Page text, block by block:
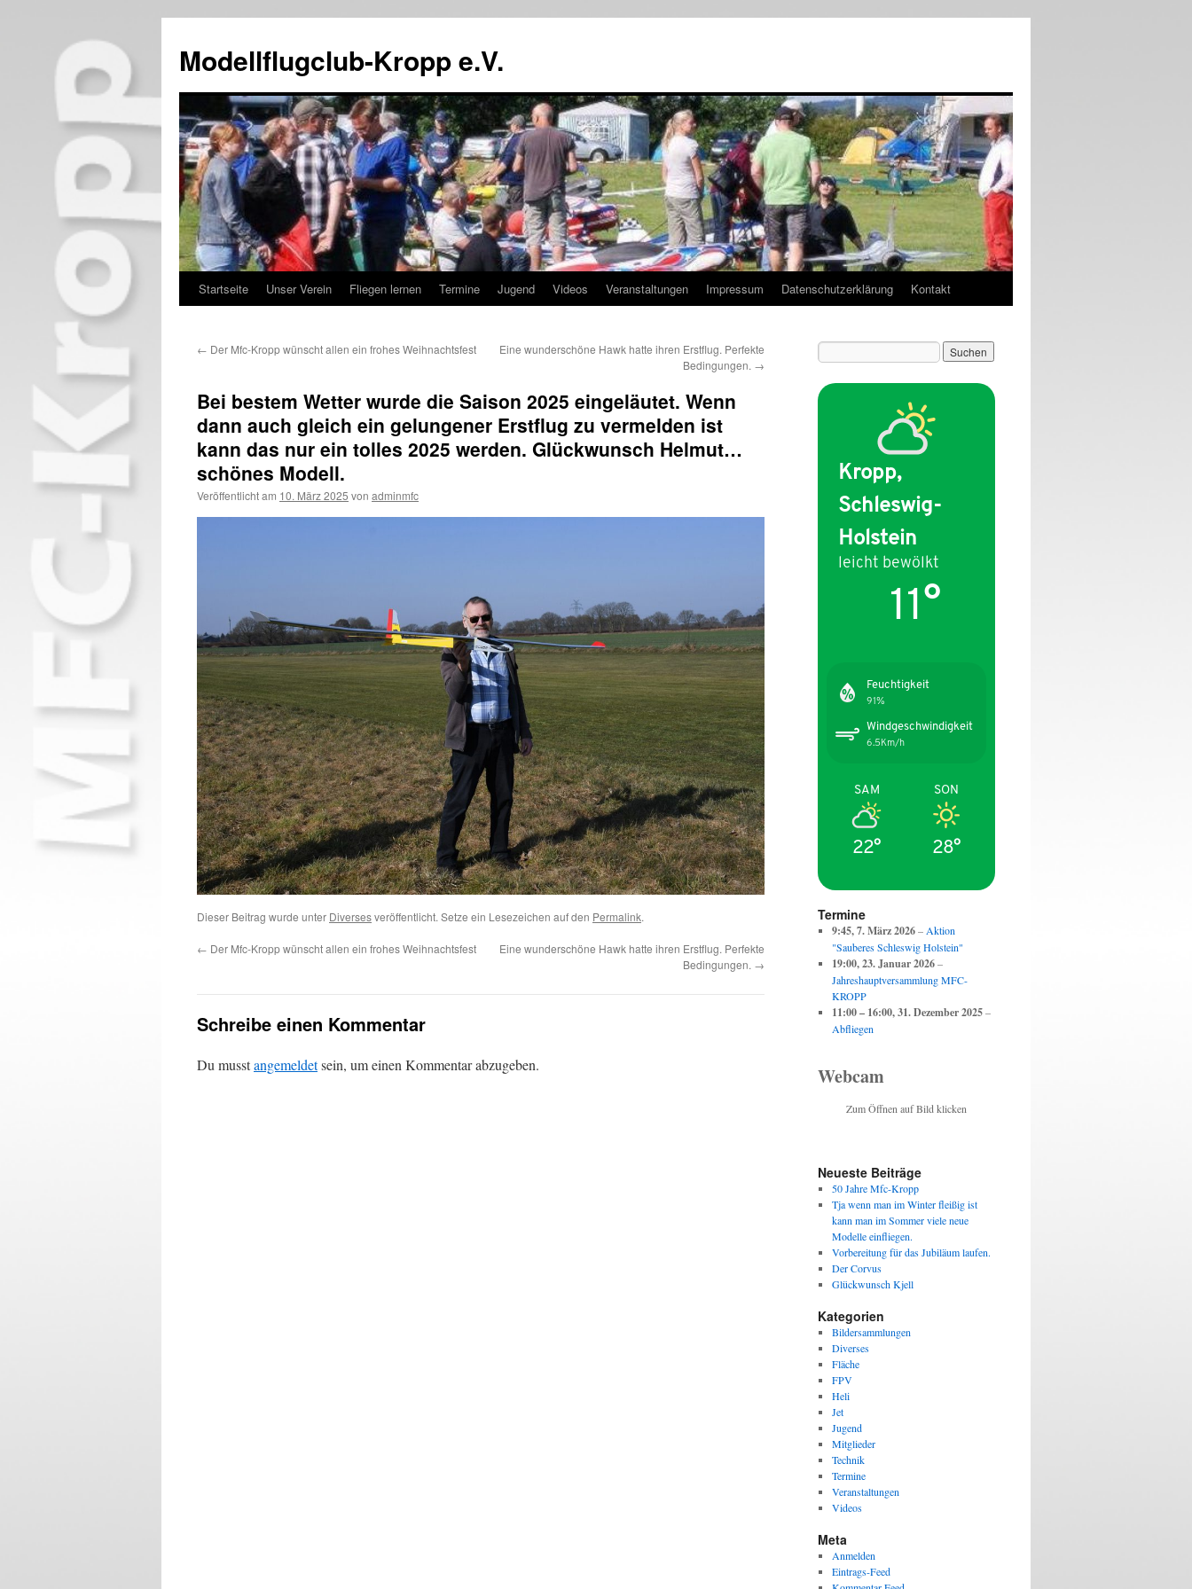
springen
Modellflugclub-Kropp e.V.
Startseite Unser Verein Fliegen lernen Termine Jugend Videos Veranstaltungen Impressum Datenschutzerklärung Kontakt
← Der Mfc-Kropp wünscht allen ein frohes Weihnachtsfest
Eine wunderschöne Hawk hatte ihren Erstflug. Perfekte
Bedingungen. →
Bei bestem Wetter wurde die Saison 2025 eingeläutet. Wenn
dann auch gleich ein gelungener Erstflug zu vermelden ist
kann das nur ein tolles 2025 werden. Glückwunsch Helmut…
schönes Modell.
Veröffentlicht am 10. März 2025 von adminmfc
Dieser Beitrag wurde unter Diversesveröffentlicht. Setze ein Lesezeichen auf den Permalink.
← Der Mfc-Kropp wünscht allen ein frohes Weihnachtsfest
Eine wunderschöne Hawk hatte ihren Erstflug. Perfekte
Bedingungen. →
Schreibe einen Kommentar
Du musstangemeldetsein, um einen Kommentar abzugeben.
Kropp,
Schleswig-
Holstein
leicht bewölkt
11°
Feuchtigkeit
91%
Windgeschwindigkeit
6.5Km/h
SAM
22°
SON
28°
Termine
9:45,7. März 2026– Aktion
"Sauberes Schleswig Holstein"
19:00,23. Januar 2026–
Jahreshauptversammlung MFC-
KROPP
11:00 – 16:00,31. Dezember 2025–
Abfliegen
Webcam
Zum Öffnen auf Bild klicken
Neueste Beiträge
50 Jahre Mfc-Kropp
Tja wenn man im Winter fleißig ist
kann man im Sommer viele neue
Modelle einfliegen.
Vorbereitung für das Jubiläum laufen.
Der Corvus
Glückwunsch Kjell
Kategorien
Bildersammlungen
Diverses
Fläche
FPV
Heli
Jet
Jugend
Mitglieder
Technik
Termine
Veranstaltungen
Videos
Meta
Anmelden
Eintrags-Feed